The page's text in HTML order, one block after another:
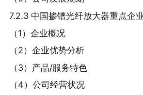
7.2.3 中国掺镨光纤放大器重点企
（1）企业概况
（2）企业优势分析
（3）产品/服务特色
（4）公司经营状况